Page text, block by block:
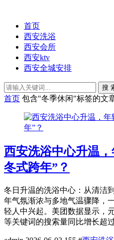
首页
西安洗浴
西安会所
西安ktv
西安全城安排
搜
首页 包含"冬季休闲"标签的文
西安洗浴中心升温
冬式跨年”？
冬日升温的洗浴中心：从清洁
年气氛渐浓与多地气温骤降，
轻人中兴起。美团数据显示，
等关键词的搜索量同比增长超